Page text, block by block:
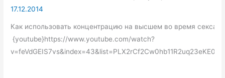
17.12.2014
Как использовать концентрацию на высшем во время секса?
{youtube}https://www.youtube.com/watch?